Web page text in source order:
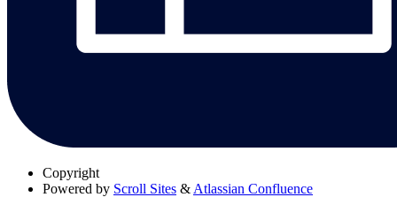
Copyright
Powered by Scroll Sites & Atlassian Confluence